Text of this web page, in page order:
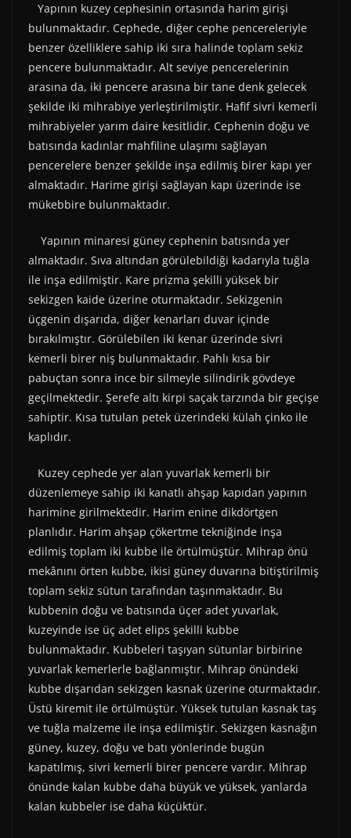
Yapının kuzey cephesinin ortasında harim girişi
bulunmaktadır. Cephede, diğer cephe pencereleriyle
benzer özelliklere sahip iki sıra halinde toplam sekiz
pencere bulunmaktadır. Alt seviye pencerelerinin
arasına da, iki pencere arasına bir tane denk gelecek
şekilde iki mihrabiye yerleştirilmiştir. Hafif sivri kemerli
mihrabiyeler yarım daire kesitlidir. Cephenin doğu ve
batısında kadınlar mahfiline ulaşımı sağlayan
pencerelere benzer şekilde inşa edilmiş birer kapı yer
almaktadır. Harime girişi sağlayan kapı üzerinde ise
mükebbire bulunmaktadır.
Yapının minaresi güney cephenin batısında yer
almaktadır. Sıva altından görülebildiği kadarıyla tuğla
ile inşa edilmiştir. Kare prizma şekilli yüksek bir
sekizgen kaide üzerine oturmaktadır. Sekizgenin
üçgenin dışarıda, diğer kenarları duvar içinde
bırakılmıştır. Görülebilen iki kenar üzerinde sivri
kemerli birer niş bulunmaktadır. Pahlı kısa bir
pabuçtan sonra ince bir silmeyle silindirik gövdeye
geçilmektedir. Şerefe altı kirpi saçak tarzında bir geçişe
sahiptir. Kısa tutulan petek üzerindeki külah çinko ile
kaplıdır.
Kuzey cephede yer alan yuvarlak kemerli bir
düzenlemeye sahip iki kanatlı ahşap kapıdan yapının
harimine girilmektedir. Harim enine dikdörtgen
planlıdır. Harim ahşap çökertme tekniğinde inşa
edilmiş toplam iki kubbe ile örtülmüştür. Mihrap önü
mekânını örten kubbe, ikisi güney duvarına bitiştirilmiş
toplam sekiz sütun tarafından taşınmaktadır. Bu
kubbenin doğu ve batısında üçer adet yuvarlak,
kuzeyinde ise üç adet elips şekilli kubbe
bulunmaktadır. Kubbeleri taşıyan sütunlar birbirine
yuvarlak kemerlerle bağlanmıştır. Mihrap önündeki
kubbe dışarıdan sekizgen kasnak üzerine oturmaktadır.
Üstü kiremit ile örtülmüştür. Yüksek tutulan kasnak taş
ve tuğla malzeme ile inşa edilmiştir. Sekizgen kasnağın
güney, kuzey, doğu ve batı yönlerinde bugün
kapatılmış, sivri kemerli birer pencere vardır. Mihrap
önünde kalan kubbe daha büyük ve yüksek, yanlarda
kalan kubbeler ise daha küçüktür.